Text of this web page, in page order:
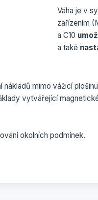
Váha je v
zařízením
a C10
a také
mimo vážicí
vytvářející
okolních podmínek.